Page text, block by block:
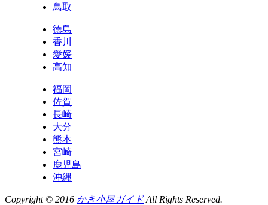
鳥取
徳島
香川
愛媛
高知
福岡
佐賀
長崎
大分
熊本
宮崎
鹿児島
沖縄
Copyright © 2016 かき小屋ガイドAll Rights Reserved.